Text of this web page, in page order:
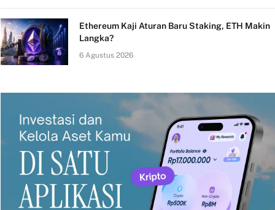
Ethereum Kaji Aturan Baru Staking, ETH Makin
Langka?
6 Agustus 2026